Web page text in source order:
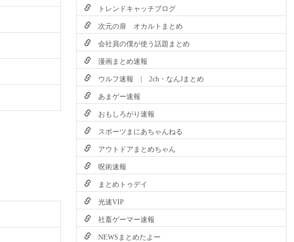
トレンドキャッチブログ
次元の扉 オカルトまとめ
会社員の僕が使う話題まとめ
漫画まとめ速報
ウルフ速報 | 2ch・なんJまとめ
あまゲー速報
おもしろがり速報
スポーツまにあちゃんねる
アウトドアまとめちゃん
呪術速報
まとめトゥデイ
光速VIP
社畜ゲーマー速報
NEWSまとめたよー